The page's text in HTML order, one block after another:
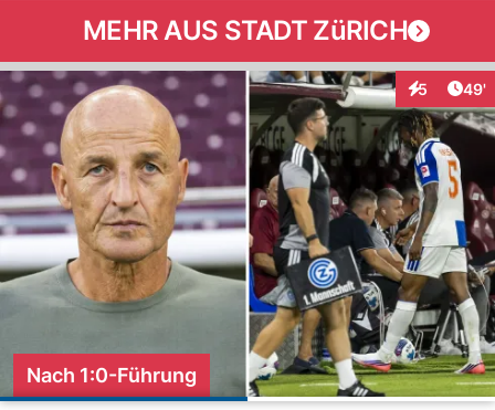
MEHR AUS STADT ZüRICH
5 49'
Nach 1:0-Führung